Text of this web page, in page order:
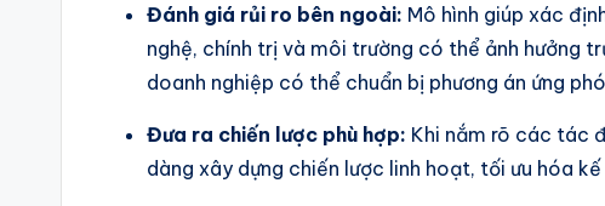
Đánh giá rủi ro bên ngoài: Mô hình giúp xác
nghệ, chính trị và môi trường có thể ảnh hưởng
doanh nghiệp có thể chuẩn bị phương án ứng
Đưa ra chiến lược phù hợp: Khi nắm rõ các tác
dàng xây dựng chiến lược linh hoạt, tối ưu hóa